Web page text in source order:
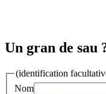
Un gran de sau
(identification
Nom